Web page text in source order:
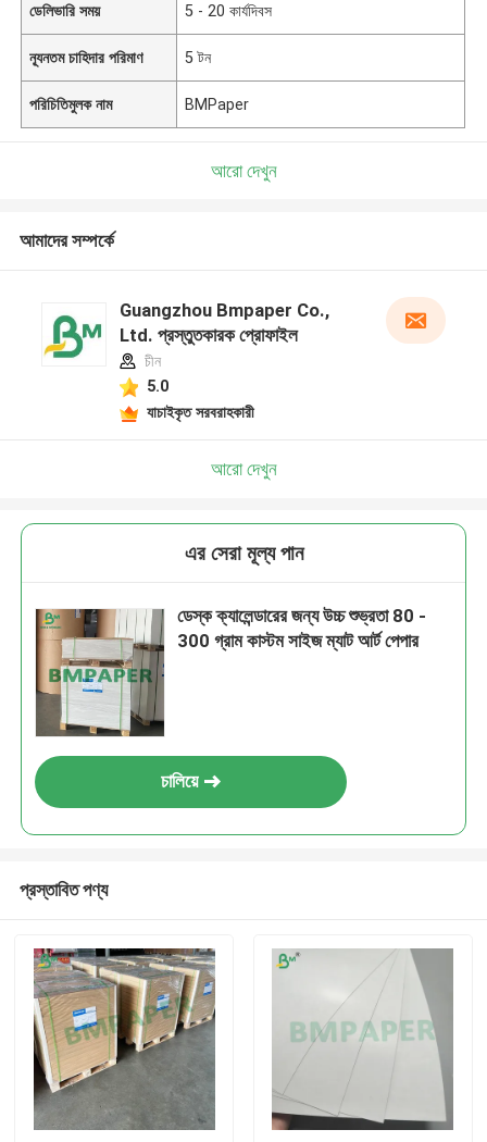
ডেলিভারি সময় 5 - 20 কার্যদিবস
ন্যূনতম চাহিদার পরিমাণ 5 টন
পরিচিতিমুলক নাম BMPaper
আরো দেখুন
আমাদের সম্পর্কে
Guangzhou Bmpaper Co.,
Ltd. প্রস্তুতকারক প্রোফাইল
চীন
5.0
যাচাইকৃত সরবরাহকারী
আরো দেখুন
এর সেরা মূল্য পান
ডেস্ক ক্যালেন্ডারের জন্য উচ্চ শুভ্রতা 80 -
300 গ্রাম কাস্টম সাইজ ম্যাট আর্ট পেপার
চালিয়ে
প্রস্তাবিত পণ্য